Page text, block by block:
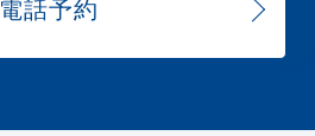
電話予約